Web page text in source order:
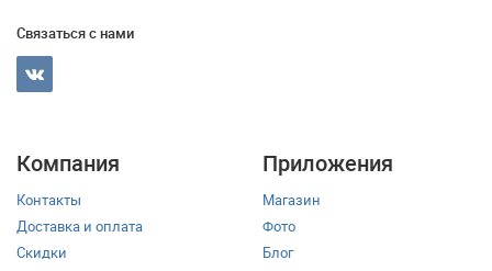
Связаться с нами
Компания
Контакты
Доставка и оплата
Скидки
Приложения
Магазин
Фото
Блог